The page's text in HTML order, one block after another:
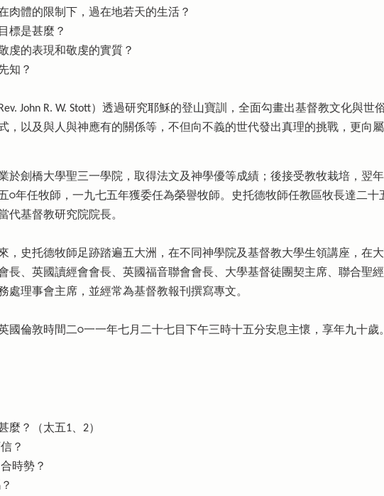
肉體的限制下，過在地若天的生活？
標是甚麼？
虔的表現和敬虔的實質？
知？
John R. W. Stott）透過研究耶穌的登山寶訓，全面勾畫出基督教文化與
，以及與人與神應有的關係等，不但向不義的世代發出真理的挑戰，更向
於劍橋大學聖三一學院，取得法文及神學優等成績；後接受教牧栽培，翌
○年任牧師，一九七五年獲委任為榮譽牧師。史托德牧師任教區牧長達二
代基督教研究院院長。
，史托德牧師足跡踏遍五大洲，在不同神學院及基督教大學生領講座，在
長、英國讀經會會長、英國福音聯會會長、大學基督徒團契主席、聯合聖
處理事會主席，並經常為基督教報刊撰寫專文。
國倫敦時間二○一一年七月二十七目下午三時十五分安息主懷，享年九十歲。
麼？（太五1、2）
？
時勢？